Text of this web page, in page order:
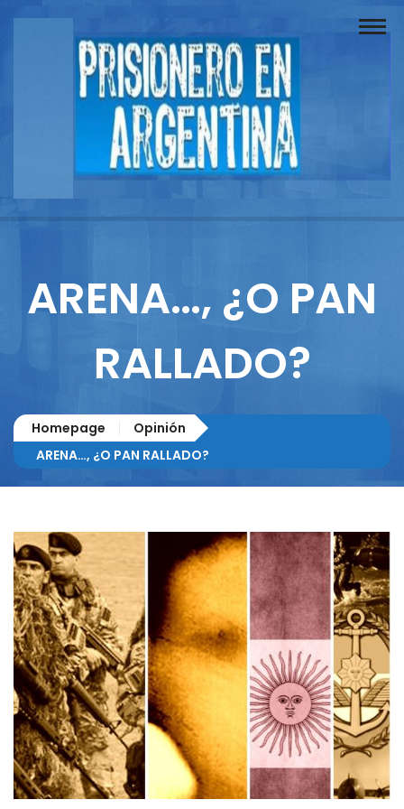
Buscador
Documentos
Reportajes
Columnistas
ARENA…, ¿O PAN
RALLADO?
Homepage
Opinión
ARENA…, ¿O PAN RALLADO?